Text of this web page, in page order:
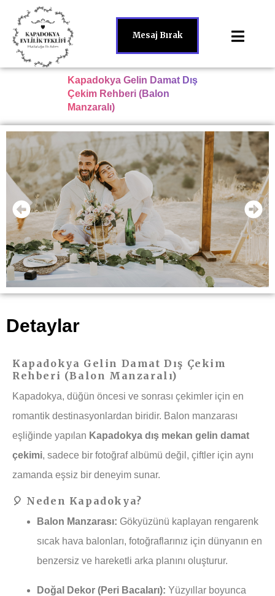
Mesaj Bırak
Kapadokya Gelin Damat Dış
Çekim Rehberi (Balon
Manzaralı)
Detaylar
Kapadokya Gelin Damat Dış Çekim
Rehberi (Balon Manzaralı)
Kapadokya, düğün öncesi ve sonrası çekimler için en
romantik destinasyonlardan biridir. Balon manzarası
eşliğinde yapılan Kapadokya dış mekan gelin damat
çekimi, sadece bir fotoğraf albümü değil, çiftler için aynı
zamanda eşsiz bir deneyim sunar.
🎈 Neden Kapadokya?
Balon Manzarası: Gökyüzünü kaplayan rengarenk
sıcak hava balonları, fotoğraflarınız için dünyanın en
benzersiz ve hareketli arka planını oluşturur.
Doğal Dekor (Peri Bacaları): Yüzyıllar boyunca